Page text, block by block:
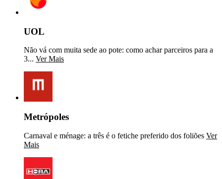
UOL
Não vá com muita sede ao pote: como achar parceiros para a
3... Ver Mais
Metrópoles
Carnaval e ménage: a três é o fetiche preferido dos foliões Ver
Mais